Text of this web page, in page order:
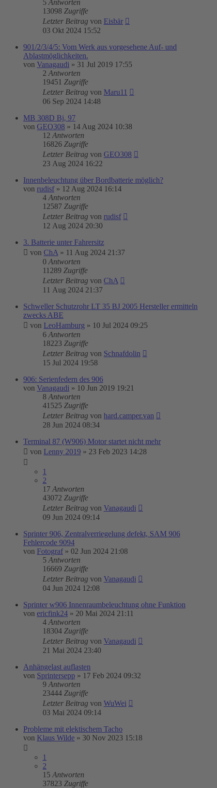
5 Antworten
13098 Zugriffe
Letzter Beitrag von Eisbär
03 Okt 2024 15:52
901/2/3/4/5: Vom Werk aus vorgesehene Auf- und
Ablastmöglichkeiten.
von Vanagaudi » 31 Jul 2019 17:55
2 Antworten
19451 Zugriffe
Letzter Beitrag von Maru11
06 Sep 2024 14:48
MB 308D Bj, 97
von GEO308 » 14 Aug 2024 10:38
12 Antworten
16826 Zugriffe
Letzter Beitrag von GEO308
23 Aug 2024 16:22
Innenbeleuchtung über Bordbatterie möglich?
von rudisf » 12 Aug 2024 16:14
4 Antworten
12587 Zugriffe
Letzter Beitrag von rudisf
12 Aug 2024 20:30
3. Batterie unter Fahrersitz
von ChA » 11 Aug 2024 21:37
0 Antworten
11289 Zugriffe
Letzter Beitrag von ChA
11 Aug 2024 21:37
Schweller Schutzrohr LT 35 BJ 2005 Hersteller ermitteln
zwecks ABE
von LeoHamburg » 10 Jul 2024 09:25
6 Antworten
18223 Zugriffe
Letzter Beitrag von Schnafdolin
15 Jul 2024 19:58
906: Serienfedern des 906
von Vanagaudi » 10 Jun 2019 19:21
8 Antworten
41525 Zugriffe
Letzter Beitrag von hard.camper.van
28 Jun 2024 08:34
Terminal 87 (W906) Motor startet nicht mehr
von Lenny 2019 » 23 Feb 2023 14:28
1
2
17 Antworten
43072 Zugriffe
Letzter Beitrag von Vanagaudi
09 Jun 2024 09:14
Sprinter 906, Zentralverriegelung defekt, SAM 906
Fehlercode 9094
von Fotograf » 02 Jun 2024 21:08
5 Antworten
16669 Zugriffe
Letzter Beitrag von Vanagaudi
04 Jun 2024 12:08
Sprinter w906 Innenraumbeleuchtung ohne Funktion
von ericfink24 » 20 Mai 2024 21:11
4 Antworten
18304 Zugriffe
Letzter Beitrag von Vanagaudi
21 Mai 2024 23:40
Anhängelast auflasten
von Sprintersepp » 17 Feb 2024 09:32
9 Antworten
23444 Zugriffe
Letzter Beitrag von WuWei
03 Mai 2024 09:14
Probleme mit elektischem Tacho
von Klaus Wilde » 30 Nov 2023 15:18
1
2
15 Antworten
37823 Zugriffe